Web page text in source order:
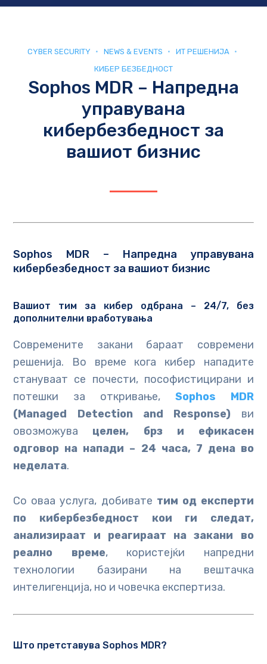
CYBER SECURITY NEWS & EVENTS
ИТ РЕШЕНИЈА
КИБЕР БЕЗБЕДНОСТ
Sophos MDR – Напредна
управувана
кибербезбедност за
вашиот бизнис
Sophos MDR – Напредна управувана
кибербезбедност за вашиот бизнис
Вашиот тим за кибер одбрана – 24/7, без
дополнителни вработувања
Современите закани бараат современи
решенија. Во време кога кибер нападите
стануваат се почести, пософистицирани и
потешки за откривање, Sophos MDR
(Managed Detection and Response) ви
овозможува целен, брз и ефикасен
одговор на напади – 24 часа, 7 дена во
неделата.
Со оваа услуга, добивате тим од експерти
по кибербезбедност кои ги следат,
анализираат и реагираат на закани во
реално време, користејќи напредни
технологии базирани на вештачка
интелигенција, но и човечка експертиза.
Што претставува Sophos MDR?